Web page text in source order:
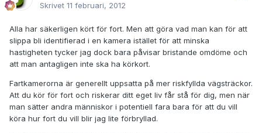
Skrivet 11 februari, 2012
Alla har säkerligen kört för fort. Men att göra vad man kan för att
slippa bli identifierad i en kamera istället för att minska
hastigheten tycker jag dock bara påvisar bristande omdöme och
att man antagligen inte ska ha körkort.
Fartkamerorna är generellt uppsatta på mer riskfyllda vägsträckor.
Att du kör för fort och riskerar ditt eget liv får stå för dig, men när
man sätter andra människor i potentiell fara bara för att du vill
köra hur fort du vill blir jag lite förbryllad.